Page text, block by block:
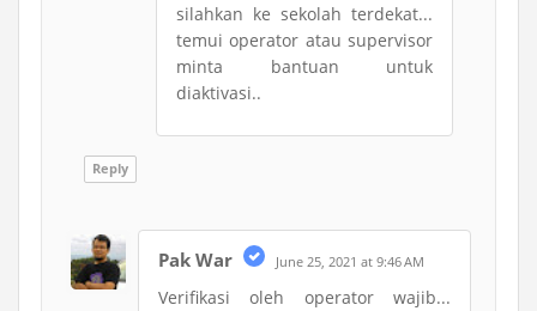
silahkan ke sekolah terdekat...
temui operator atau supervisor
minta bantuan untuk
diaktivasi..
Reply
Pak War June 25, 2021 at 9:46 AM
Verifikasi oleh operator wajib...